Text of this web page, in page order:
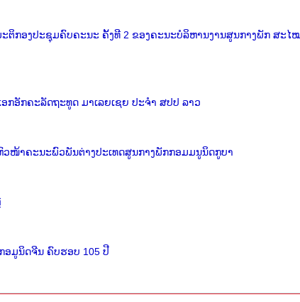
ຕິກອງປະຊຸມຄົບຄະນະ ຄັ້ງທີ 2 ຂອງຄະນະບໍລິຫານງານສູນກາງພັກ ສະໄ
ກອັກຄະລັດຖະທູດ ມາເລຍເຊຍ ປະຈຳ ສປປ ລາວ
ໜ້າຄະນະພົວພັນຕ່າງປະເທດສູນກາງພັກກອມມນູນິດກູບາ
ມູນິດຈີນ ຄົບຮອບ 105 ປີ